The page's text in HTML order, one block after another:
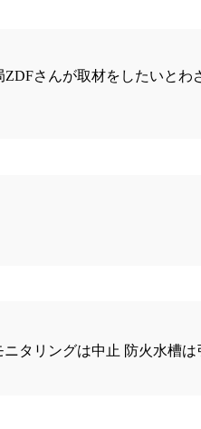
さんが取材をしたいとわ
タリングは中止 防火水槽